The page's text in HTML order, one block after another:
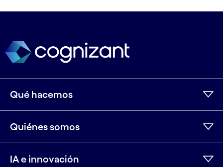
Qué hacemos
Quiénes somos
IA e innovación